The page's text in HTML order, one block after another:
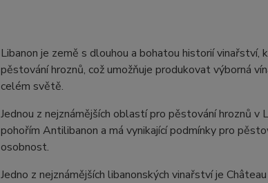
Libanon je země s dlouhou a bohatou historií vinařství,
pěstování hroznů, což umožňuje produkovat výborná
celém světě.
Jednou z nejznámějších oblastí pro pěstování hroznů v
pohořím Antilibanon a má vynikající podmínky pro
osobnost.
Jedno z nejznámějších libanonských vinařství je